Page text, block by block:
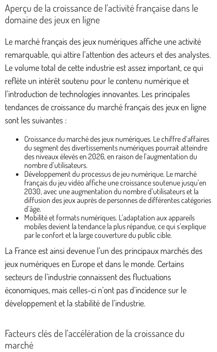
Aperçu de la croissance de l’activité française dans le
domaine des jeux en ligne
Le marché français des jeux numériques affiche une activité
remarquable, qui attire l’attention des acteurs et des analystes.
Le volume total de cette industrie est assez important, ce qui
reflète un intérêt soutenu pour le contenu numérique et
l’introduction de technologies innovantes. Les principales
tendances de croissance du marché français des jeux en ligne
sont les suivantes :
Croissance du marché des jeux numériques. Le chiffre d’affaires
du segment des divertissements numériques pourrait atteindre
des niveaux élevés en 2026, en raison de l’augmentation du
nombre d’utilisateurs.
Développement du processus de jeu numérique. Le marché
français du jeu vidéo affiche une croissance soutenue jusqu’en
2030, avec une augmentation du nombre d’utilisateurs et la
diffusion des jeux auprès de personnes de différentes catégories
d’âge.
Mobilité et formats numériques. L’adaptation aux appareils
mobiles devient la tendance la plus répandue, ce qui s’explique
par le confort et la large couverture du public cible.
La France est ainsi devenue l’un des principaux marchés des
jeux numériques en Europe et dans le monde. Certains
secteurs de l’industrie connaissent des fluctuations
économiques, mais celles-ci n’ont pas d’incidence sur le
développement et la stabilité de l’industrie.
Facteurs clés de l’accélération de la croissance du
marché